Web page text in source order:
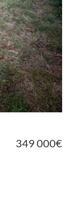
349 000€